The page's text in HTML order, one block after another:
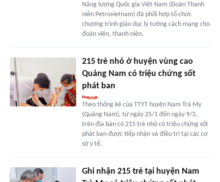
Năng lượng Quốc gia Việt Nam (Đoàn Thanh
niên Petrovietnam) đã phối hợp tổ chức
chương trình giáo dục lý tưởng cách mạng cho
đoàn viên, thanh niên.
215 trẻ nhỏ ở huyện vùng cao
Quảng Nam có triệu chứng sốt
phát ban
Theo thống kê của TTYT huyện Nam Trà My
(Quảng Nam), từ ngày 25/1 đến ngày 9/3,
trên địa bàn có 215 trẻ nhỏ có triệu chứng sốt
phát ban được tiếp nhận và điều trị tại các cơ
sở y tế.
Ghi nhận 215 trẻ tại huyện Nam